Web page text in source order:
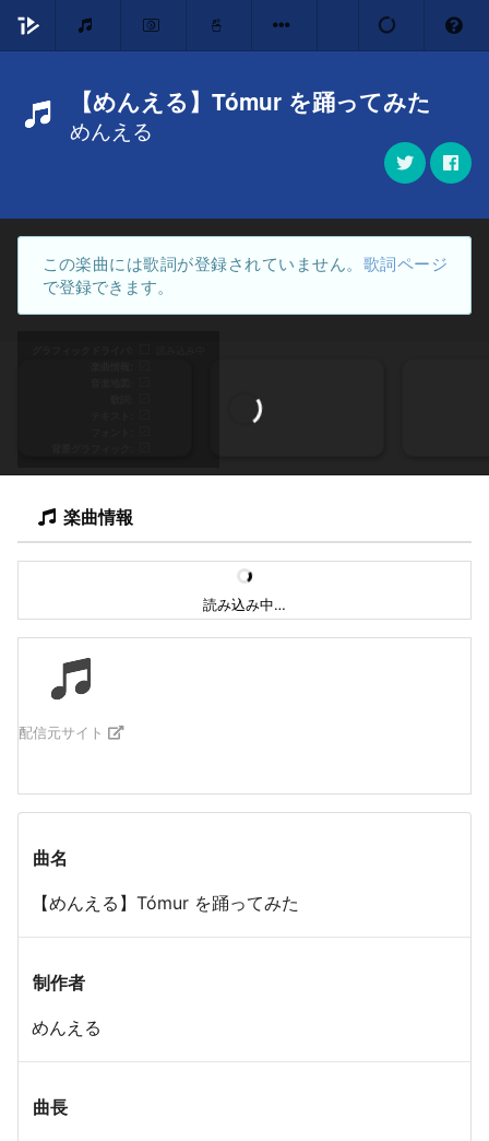
【めんえる】Tómur を踊ってみた
めんえる
この楽曲には歌詞が登録されていません。 歌詞ページ
で登録できます。
楽曲情報
読み込み中…
配信元サイト
曲名
【めんえる】Tómur を踊ってみた
制作者
めんえる
曲長